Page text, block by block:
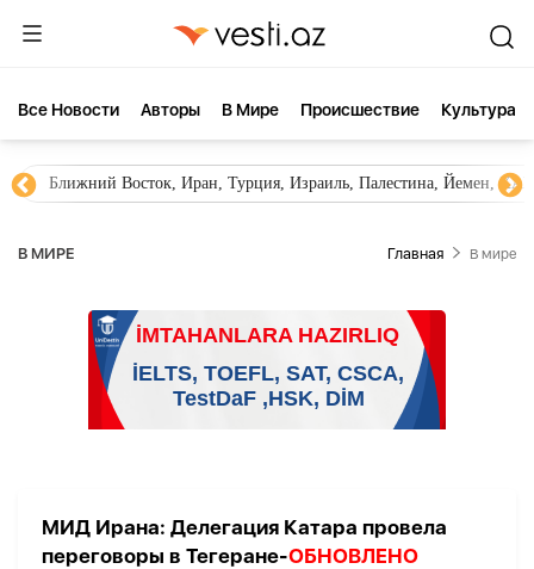
Все Новости Aвторы В Мире Происшествие Культура
Ближний Восток, Иран, Турция, Израиль, Палестина, Йемен,
В МИРЕ Главная В мире
МИД Ирана: Делегация Катара провела
переговоры в Тегеране-ОБНОВЛЕНО